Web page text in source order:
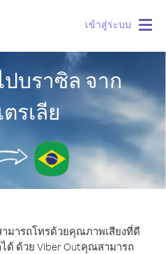
เข้าสู่ระบบ
บราซิล จาก
รเลีย
ารถโทรด้วยคุณภาพเสียงที่ดี
ด้ ด้วย Viber Outคุณสามารถ